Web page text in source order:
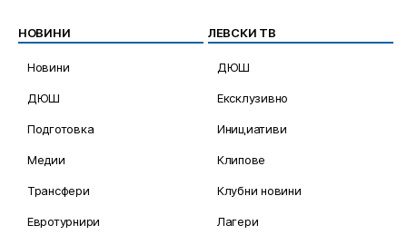
НОВИНИ
Новини
ДЮШ
Подготовка
Медии
Трансфери
Евротурнири
ЛЕВСКИ ТВ
ДЮШ
Ексклузивно
Инициативи
Клипове
Клубни новини
Лагери